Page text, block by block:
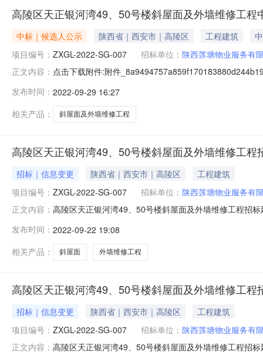
高陵区天正银河湾49、50号楼斜屋面及外墙维修工程
中标｜候选人公示 陕西省｜西安市｜高陵区 工程建筑
项目编号： ZXGL-2022-SG-007 招标单位： 陕西莲塘物业服务有
正文内容： 点击下载附件:附件
况中标候选人第1名:陕西大道建筑工程有限公司,投标报
发布时间： 2022-09-29 16:27
相关产品：
斜屋面及外墙维修工程
高陵区天正银河湾49、50号楼斜屋面及外墙维修工程
招标｜信息变更 陕西省｜西安市｜高陵区
工程建筑
项目编号： ZXGL-2022-SG-007 招标单位： 陕西莲塘物业服务有
正文内容： 高陵区天正银河湾49、50号楼斜屋面及外墙维修工程招
28日10时00分（北京时间，其他内容不变，延期开标：
发布时间： 2022-09-22 19:08
相关产品：
斜屋面 外墙维修工程
高陵区天正银河湾49、50号楼斜屋面及外墙维修工程
招标｜信息变更 陕西省｜西安市｜高陵区
工程建筑
项目编号： ZXGL-2022-SG-007 招标单位： 陕西莲塘物业服务有
正文内容： 高陵区天正银河湾49、50号楼斜屋面及外墙维修工程招